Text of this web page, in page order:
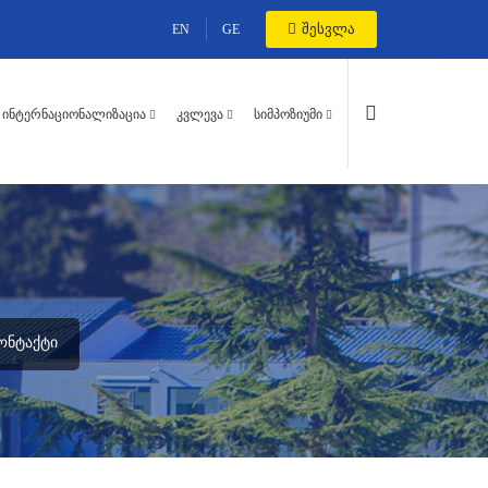
EN GE შესვლა
ᲘᲜᲢᲔᲠᲜᲐᲪᲘᲝᲜᲐᲚᲘᲖᲐᲪᲘᲐ ᲙᲕᲚᲔᲕᲐ ᲡᲘᲛᲞᲝᲖᲘᲣᲛᲘ